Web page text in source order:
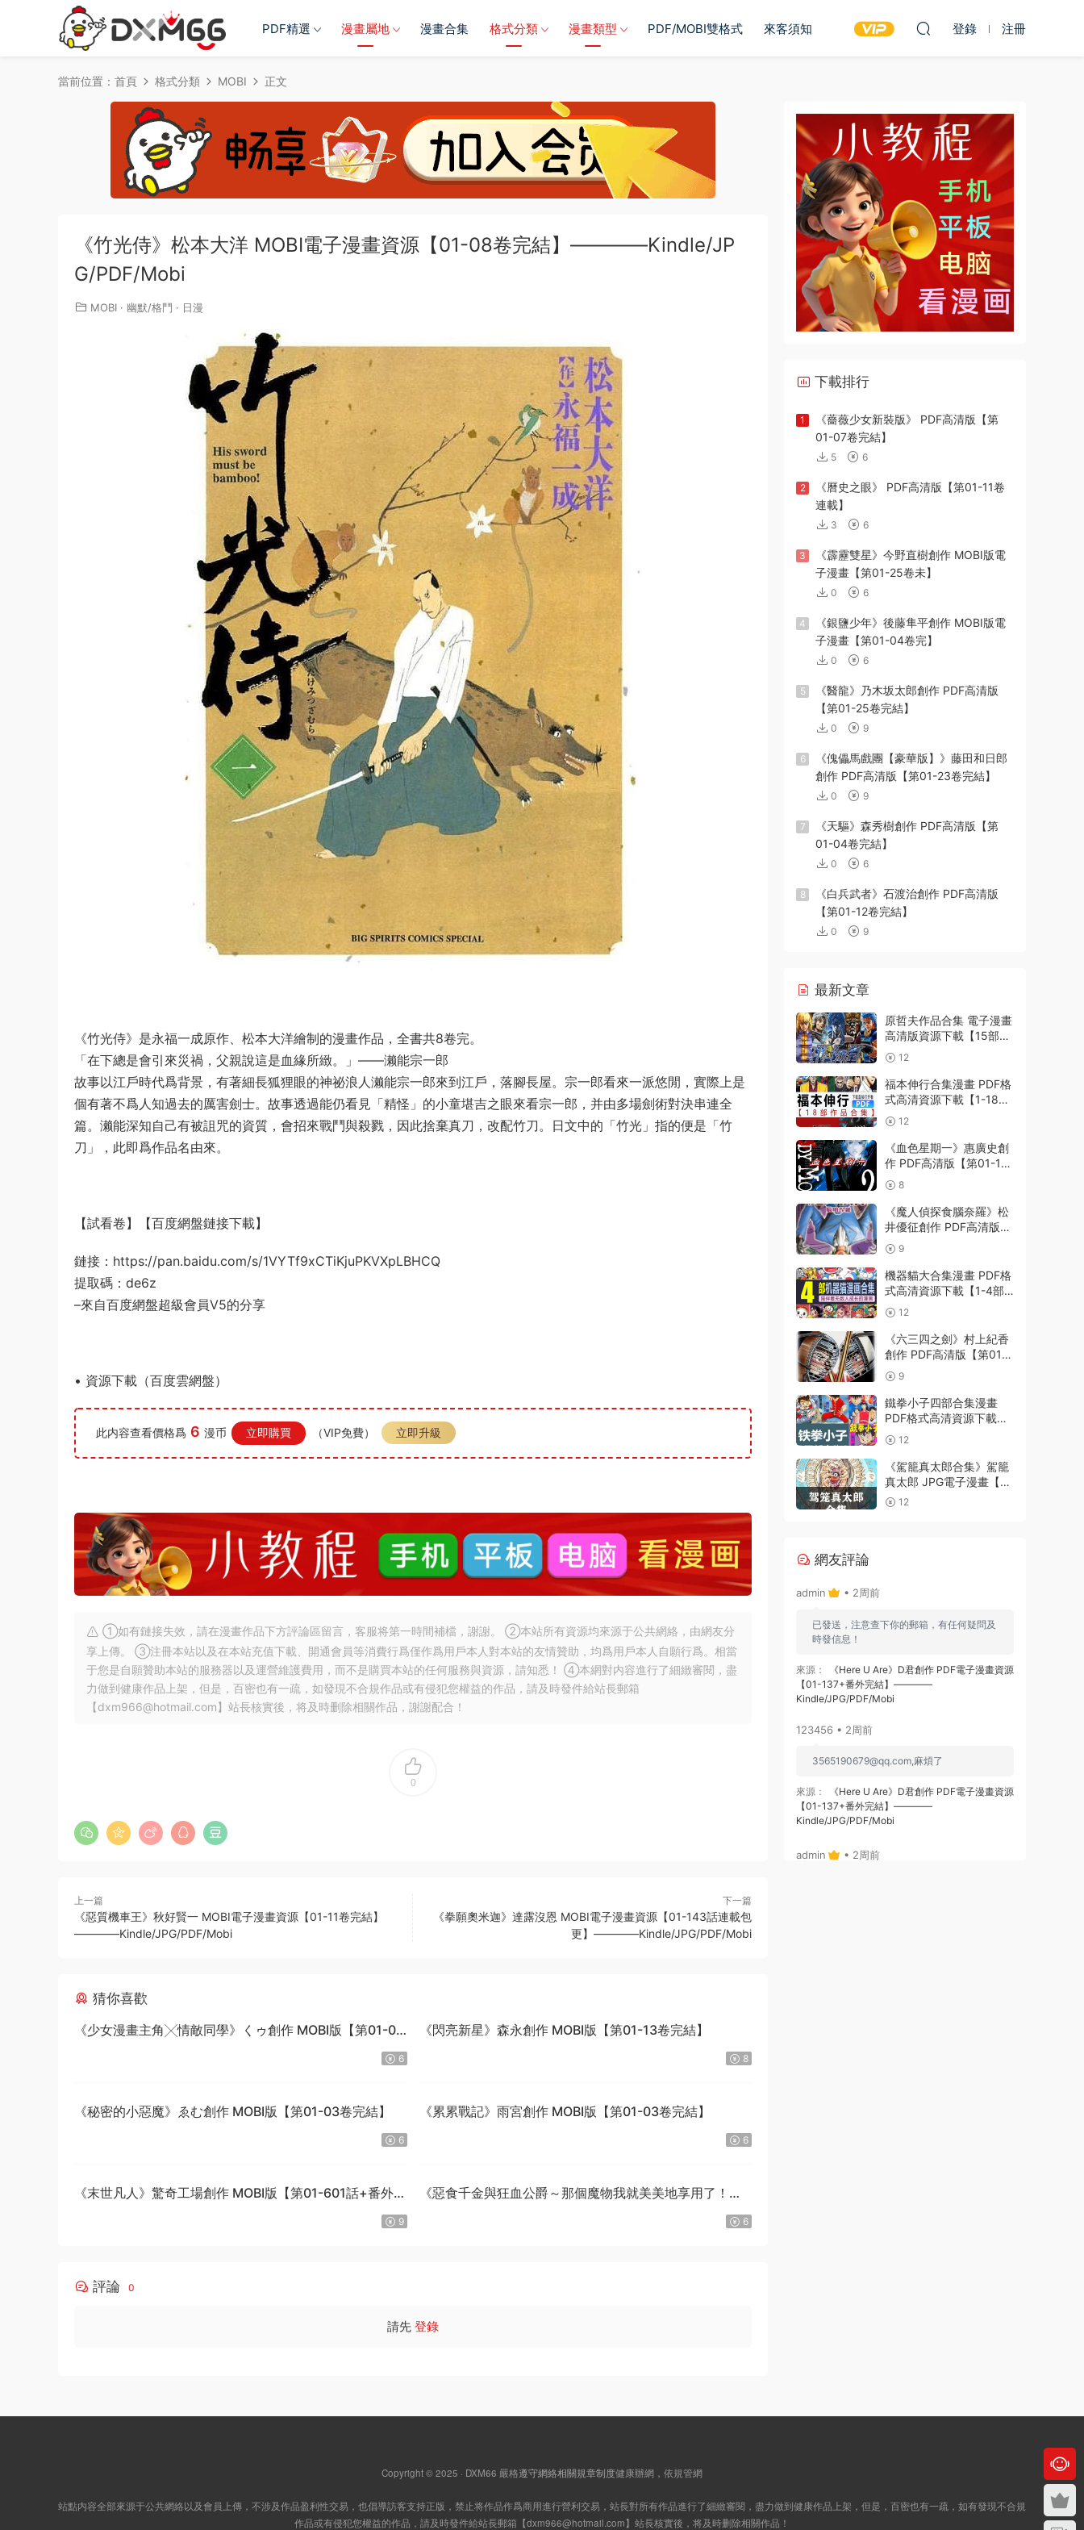
PDF精選 漫畫屬地 漫畫合集 格式分類 漫畫類型 PDF/MOBI雙格式 來客須知 登錄 注冊
當前位置： 首頁 格式分類 MOBI 正文
《竹光侍》松本大洋 MOBI電子漫畫資源【01-08卷完結】————Kindle/JP
G/PDF/Mobi
MOBI · 幽默/格鬥 · 日漫
《竹光侍》是永福一成原作、松本大洋繪制的漫畫作品，全書共8卷完。
「在下總是會引來災禍，父親說這是血緣所緻。」——濑能宗一郎
故事以江戶時代爲背景，有著細長狐狸眼的神祕浪人濑能宗一郎來到江戶，落腳長屋。宗一郎看來一派悠閒，實際上是
個有著不爲人知過去的厲害劍士。故事透過能仍看見「精怪」的小童堪吉之眼來看宗一郎，并由多場劍術對決串連全
篇。濑能深知自己有被詛咒的資質，會招來戰鬥與殺戮，因此捨棄真刀，改配竹刀。日文中的「竹光」指的便是「竹
刀」，此即爲作品名由來。
【試看卷】【百度網盤鏈接下載】
鏈接：https://pan.baidu.com/s/1VYTf9xCTiKjuPKVXpLBHCQ
提取碼：de6z
–來自百度網盤超級會員V5的分享
• 資源下載（百度雲網盤）
此内容查看價格爲 6 漫币 立即購買 （VIP免費） 立即升級
①如有鏈接失效，請在漫畫作品下方評論區留言，客服将第一時間補檔，謝謝。 ②本站所有資源均來源于公共網絡，由網友分
享上傳。 ③注冊本站以及在本站充值下載、開通會員等消費行爲僅作爲用戶本人對本站的友情贊助，均爲用戶本人自願行爲。相當
于您是自願贊助本站的服務器以及運營維護費用，而不是購買本站的任何服務與資源，請知悉！ ④本網對内容進行了細緻審閱，盡
力做到健康作品上架，但是，百密也有一疏，如發現不合規作品或有侵犯您權益的作品，請及時發件給站長郵箱
【dxm966@hotmail.com】站長核實後，将及時删除相關作品，謝謝配合！
0
上一篇
《惡質機車王》秋好賢一 MOBI電子漫畫資源【01-11卷完結】
————Kindle/JPG/PDF/Mobi
下一篇
《拳願奧米迦》達露沒恩 MOBI電子漫畫資源【01-143話連載包
更】————Kindle/JPG/PDF/Mobi
猜你喜歡
《少女漫畫主角╳情敵同學》くゥ創作 MOBI版【第01-04
6
《閃亮新星》森永創作 MOBI版【第01-13卷完結】
8
《秘密的小惡魔》ゑむ創作 MOBI版【第01-03卷完結】
6
《累累戰記》雨宮創作 MOBI版【第01-03卷完結】
6
《末世凡人》驚奇工場創作 MOBI版【第01-601話+番外完
9
《惡食千金與狂血公爵～那個魔物我就美美地享用了！》
6
評論 0
請先 登錄
下載排行
1
《薔薇少女新裝版》 PDF高清版【第
01-07卷完結】
5 6
2
《曆史之眼》 PDF高清版【第01-11卷
連載】
3 6
3
《霹靂雙星》今野直樹創作 MOBI版電
子漫畫【第01-25卷未】
0 6
4
《銀鹽少年》後藤隼平創作 MOBI版電
子漫畫【第01-04卷完】
0 6
5
《醫龍》乃木坂太郎創作 PDF高清版
【第01-25卷完結】
0 9
6
《傀儡馬戲團【豪華版】》藤田和日郎
創作 PDF高清版【第01-23卷完結】
0 9
7
《天驅》森秀樹創作 PDF高清版【第
01-04卷完結】
0 6
8
《白兵武者》石渡治創作 PDF高清版
【第01-12卷完結】
0 9
最新文章
原哲夫作品合集 電子漫畫
高清版資源下載【15部合
集完結】【PDF格式】
【電子版漫畫】
12
福本伸行合集漫畫 PDF格
式高清資源下載【1-18部
完結】Kindle電子漫畫資
源精品
12
《血色星期一》惠廣史創
作 PDF高清版【第01-11
卷完結】
8
《魔人偵探食腦奈羅》松
井優征創作 PDF高清版
【第01-23卷完結】
9
機器貓大合集漫畫 PDF格
式高清資源下載【1-4部
合集完結】Kindle電子漫
畫資源精品
12
《六三四之劍》村上紀香
創作 PDF高清版【第01-
24卷完結】
9
鐵拳小子四部合集漫畫
PDF格式高清資源下載
【1-4部合集完結】Kindle
電子漫畫資源精品
12
《駕籠真太郎合集》駕籠
真太郎 JPG電子漫畫【全
系完結】————
12
網友評論
admin • 2周前
已發送，注意查下你的郵箱，有任何疑問及
時發信息！
來源：
《Here U Are》D君創作 PDF電子漫畫資源
【01-137+番外完結】————
Kindle/JPG/PDF/Mobi
123456 • 2周前
3565190679@qq.com,麻煩了
來源：
《Here U Are》D君創作 PDF電子漫畫資源
【01-137+番外完結】————
Kindle/JPG/PDF/Mobi
admin • 2周前
【01-137+番外完結】————
Kindle/JPG/PDF/Mobi
Copyright © 2025 · DXM66 嚴格遵守網絡相關規章制度健康辦網，依規管網
站點内容全部來源于公共網絡以及會員上傳，不涉及作品盈利性交易，也倡導訪客支持正版，禁止将作品作爲商用進行營利交易，站長對所有作品進行了細緻審閱，盡力做到健康作品上架，但是，百密也有一疏，如有發現不合規
作品或有侵犯您權益的作品，請及時發件給站長郵箱【dxm966@hotmail.com】站長核實後，将及時删除相關作品！